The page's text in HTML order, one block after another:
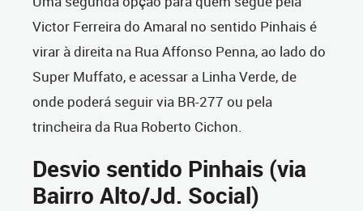
Victor Ferreira do Amaral no sentido Pinhais é
virar à direita na Rua Affonso Penna, ao lado do
Super Muffato, e acessar a Linha Verde, de
onde poderá seguir via BR-277 ou pela
trincheira da Rua Roberto Cichon.
Desvio sentido Pinhais (via
Bairro Alto/Jd. Social)